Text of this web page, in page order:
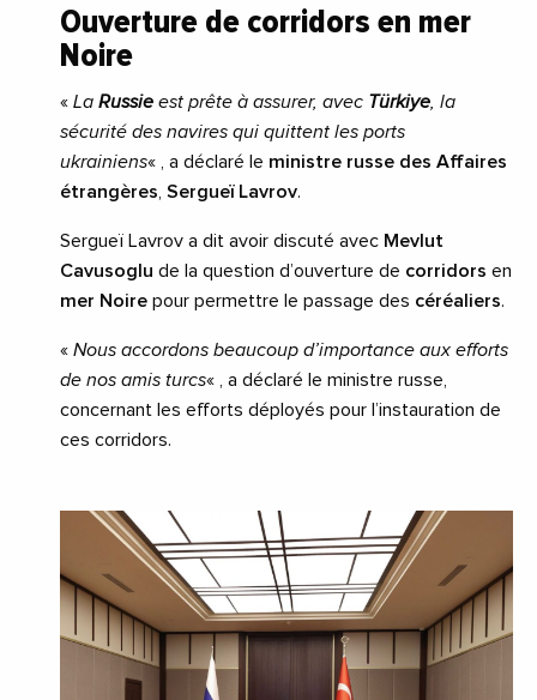
Ouverture de corridors en mer
Noire
« La Russie est prête à assurer, avec Türkiye , la
sécurité des navires qui quittent les ports
ukrainiens« , a déclaré le ministre russe des Affaires
étrangères Sergueï Lavrov.
Sergueï Lavrov a dit avoir discuté avec Mevlut
Cavusoglu de la question d’ouverture de corridors en
mer Noire pour permettre le passage des céréaliers.
« Nous accordons beaucoup d’importance aux efforts
de nos amis turcs« , a déclaré le ministre russe,
concernant les efforts déployés pour l’instauration de
ces corridors.